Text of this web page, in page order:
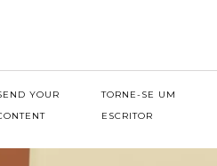
YOUR
TORNE-SE UM
ESCRITOR